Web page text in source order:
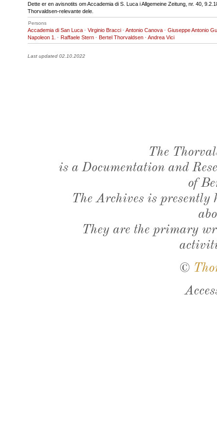
Dette er en avisnotits om Accademia di S. Luca i Allgemeine Zeitung, nr. 40,
Thorvaldsen-relevante dele.
Persons
Accademia di San Luca · Virginio Bracci · Antonio Canova · Giuseppe Antonio
Napoleon 1.
· Raffaele Stern · Bertel Thorvaldsen · Andrea Vici
Last updated 02.10.2022
The
is a Documentation and
of
The Archives is presently
They are the primary
©